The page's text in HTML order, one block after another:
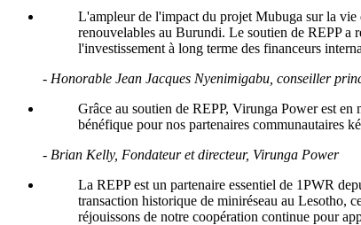
L'ampleur de l'impact du projet Mubuga sur la vie
renouvelables au Burundi. Le soutien de REPP a
l'investissement à long terme des financeurs
- Honorable Jean Jacques Nyenimigabu, conseiller
Grâce au soutien de REPP, Virunga Power est
bénéfique pour nos partenaires communautaires
- Brian Kelly, Fondateur et directeur, Virunga Power
La REPP est un partenaire essentiel de 1PWR
transaction historique de miniréseau au Lesotho,
réjouissons de notre coopération continue pour